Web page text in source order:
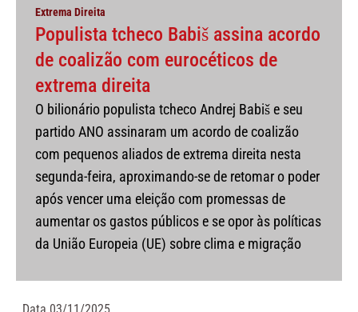
Extrema Direita
Populista tcheco Babiš assina acordo
de coalizão com eurocéticos de
extrema direita
O bilionário populista tcheco Andrej Babiš e seu
partido ANO assinaram um acordo de coalizão
com pequenos aliados de extrema direita nesta
segunda-feira, aproximando-se de retomar o poder
após vencer uma eleição com promessas de
aumentar os gastos públicos e se opor às políticas
da União Europeia (UE) sobre clima e migração
Data 03/11/2025